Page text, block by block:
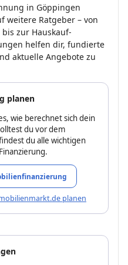
in Göppingen
weitere Ratgeber – von
zur Hauskauf-
helfen dir, fundierte
aktuelle Angebote zu
planen
wie berechnet sich dein
du vor dem
du alle wichtigen
planen